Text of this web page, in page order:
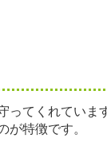
ってくれていま
が特徴です。